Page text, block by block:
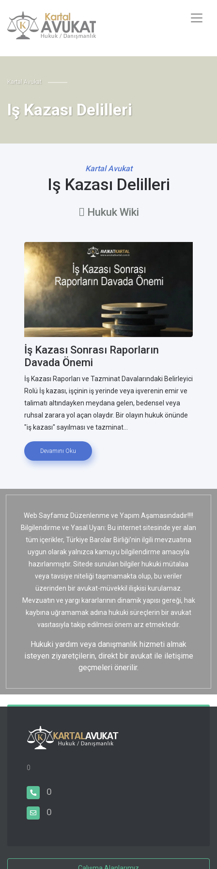
Kartal Avukat
Iş Kazası Delilleri
Kartal Avukat
Iş Kazası Delilleri
Hukuk Wiki
İş Kazası Sonrası Raporların
Davada Önemi
İş Kazası Raporları ve Tazminat Davalarındaki Belirleyici
Rolü İş kazası, işçinin iş yerinde veya işverenin emir ve
talimatı altındayken meydana gelen, bedensel veya
ruhsal zarara yol açan olaydır. Bir olayın hukuk önünde
"iş kazası" sayılması ve tazminat...
Devamını Oku
Web Sayfamız Düzenlenme ve Yapım Aşamasındadır!!!!
Bilgilendirme ve Yasal Uyarı: Bu internet sitesinde yer alan
tüm içerikler, Türkiye Barolar Birliği’nin ilgili mevzuatına
uygun olarak yalnızca kamuyu bilgilendirme amacıyla
hazırlanmıştır. Sitede sunulan bilgiler hukuki mütalaa
veya tavsiye niteliği taşımamakta olup, bu veriler
üzerinden bir avukat-müvekkil ilişkisi kurulamaz.
Mevzuatın ve yargı kararlarının dinamik yapısı gereği, hak
kaybına uğramamak adına hukuki süreçlerin bir avukat
vasıtasıyla takip edilmesi önem arz etmektedir.
Hukuki yardım veya danışmanlık hizmeti almak
isteyen ziyaretçilerin, direkt bir avukat ile iletişime
geçmeleri önerilir.
0
0
0